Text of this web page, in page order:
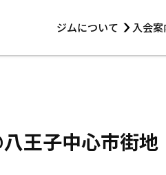
ジムについて 入会案
選手・スタッフ
王子中心市街地